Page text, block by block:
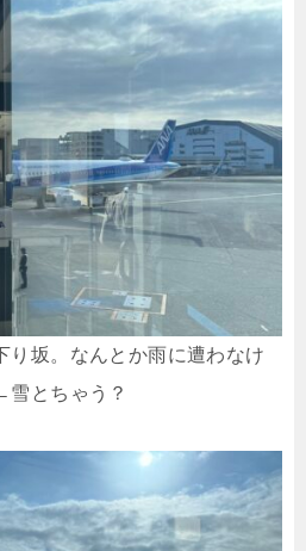
り坂。なんとか雨に遭わなけ
とちゃう？